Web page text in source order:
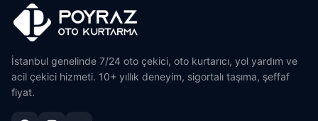
İstanbul genelinde 7/24 oto çekici, oto kurtarıcı, yol yardım ve
acil çekici hizmeti. 10+ yıllık deneyim, sigortalı taşıma, şeffaf
fiyat.